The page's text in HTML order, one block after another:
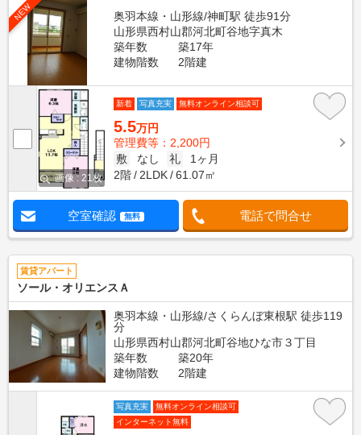
NEW
奥羽本線・山形線/神町駅 徒歩91分
山形県西村山郡河北町谷地字真木
築年数
築17年
建物階数
2階建
画像 : 21枚
新着 写真充実 無料オンライン相談可
5.5万円
管理費等：2,200円
敷
なし 礼
1ヶ月
2階
2LDK 61.07㎡
空室確認 無料 電話で問合せ
賃貸アパート
ソール・オリエンスＡ
奥羽本線・山形線/さくらんぼ東根駅 徒歩119
分
山形県西村山郡河北町谷地ひな市３丁目
築年数
築20年
建物階数
2階建
写真充実
無料オンライン相談可
インターネット無料